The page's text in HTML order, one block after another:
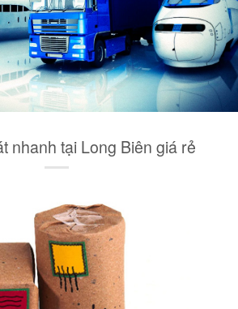
nhanh tại Long Biên giá rẻ